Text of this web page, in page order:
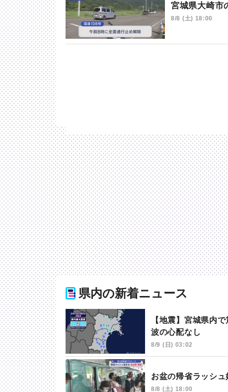
宮城県大崎
8/8 (土) 18:00
県内の新着ニュース
【地震】宮城県内
波の心配なし
8/9 (日) 03:02
お盆の帰省ラッシ
8/8 (土) 18:00